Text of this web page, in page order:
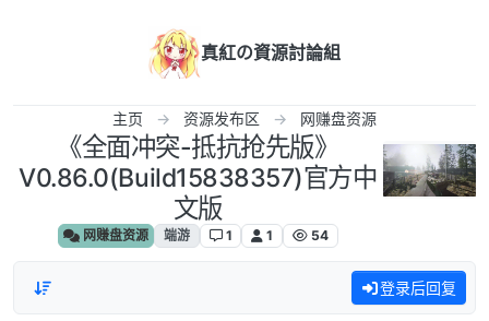
真紅の資源討論組
主页 资源发布区 网赚盘资源
《全面冲突-抵抗抢先版》
V0.86.0(Build15838357)官方中
文版
网赚盘资源 端游 1 1 54
登录后回复